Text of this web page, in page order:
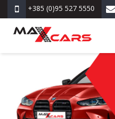
+385 (0)95 527 5550